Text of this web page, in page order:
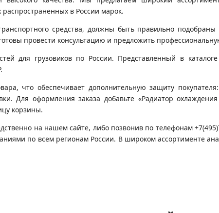
распространенных в России марок.
средства, должны быть правильно
провести консультацию и предложить
для грузовиков по России. Представленный в
что обеспечивает дополнительную защиту
Для оформления заказа добавьте «Радиатор
корзины.
на нашем сайте, либо позвонив по телефонам
по всем регионам России. В широком ассортименте